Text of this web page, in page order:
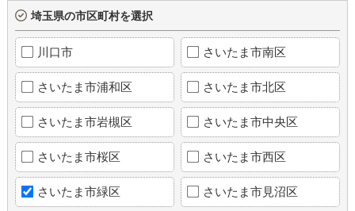
埼玉県の市区町村を選択
川口市 さいたま市南区
さいたま市浦和区 さいたま市北区
さいたま市岩槻区 さいたま市中央区
さいたま市桜区 さいたま市西区
さいたま市緑区 さいたま市見沼区